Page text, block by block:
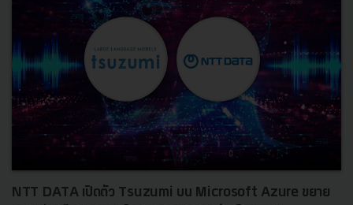
NTT DATA เปิดตัว Tsuzumi บน Microsoft Azure ขยาย